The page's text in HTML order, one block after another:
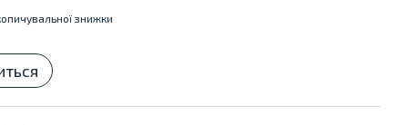
знижки